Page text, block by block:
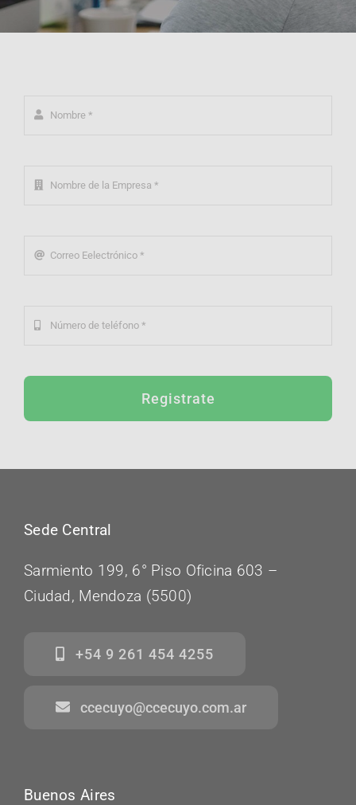
Contacto
Registrate
Sede Central
Sarmiento 199, 6° Piso Oficina 603 –
Ciudad, Mendoza (5500)
+54 9 261 454 4255
ccecuyo@ccecuyo.com.ar
Buenos Aires